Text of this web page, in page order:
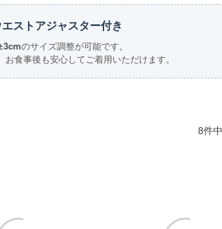
ストアジャスター付き
のサイズ調整が可能です。
食事後も安心してご着用いただけます。
8件中